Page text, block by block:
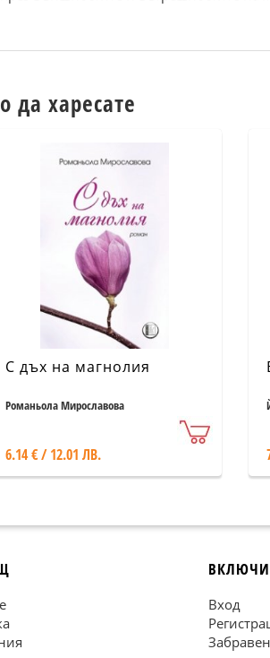
харесате
С дъх на магнолия
Романьола Мирославова
6.14 € / 12.01 ЛВ.
ВКЛЮЧИ
Вход